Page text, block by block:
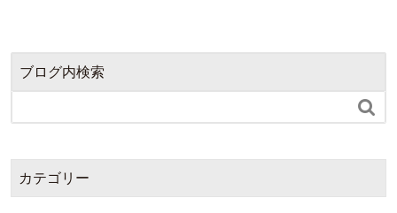
ブログ内検索

カテゴリー